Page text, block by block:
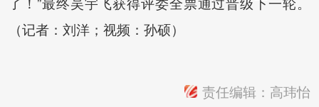
（记者：刘洋；视频：孙硕）
责任编辑：高玮怡